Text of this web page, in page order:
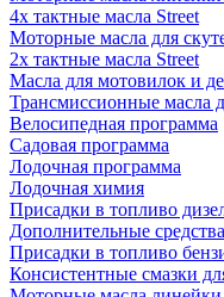
4х тактные масла Street
Моторные масла для
2х тактные масла Street
Масла для мотовилок и
Трансмиссионные масла
Велосипедная программа
Садовая программа
Лодочная программа
Лодочная химия
Присадки в топливо
Дополнительные
Присадки в топливо
Консистентные смазки